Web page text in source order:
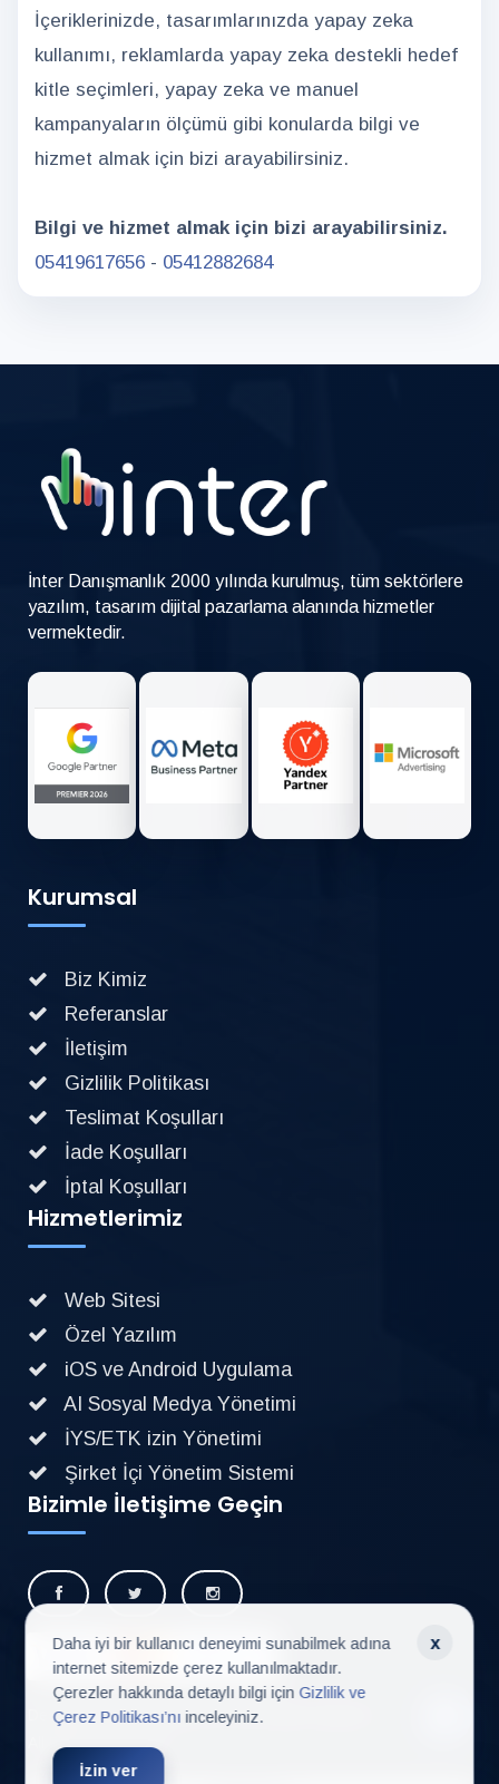
İçeriklerinizde, tasarımlarınızda yapay zeka
kullanımı, reklamlarda yapay zeka destekli hedef
kitle seçimleri, yapay zeka ve manuel
kampanyaların ölçümü gibi konularda bilgi ve
hizmet almak için bizi arayabilirsiniz.
Bilgi ve hizmet almak için bizi arayabilirsiniz.
05419617656 - 05412882684
İnter Danışmanlık 2000 yılında kurulmuş, tüm sektörlere
yazılım, tasarım dijital pazarlama alanında hizmetler
vermektedir.
Kurumsal
Biz Kimiz
Referanslar
İletişim
Gizlilik Politikası
Teslimat Koşulları
İade Koşulları
İptal Koşulları
Hizmetlerimiz
Web Sitesi
Özel Yazılım
iOS ve Android Uygulama
AI Sosyal Medya Yönetimi
İYS/ETK izin Yönetimi
Şirket İçi Yönetim Sistemi
Bizimle İletişime Geçin
+90 541 961 7656
Designed by İnter Yazılım © 2013 Web Tasarım |
Daha iyi bir kullanıcı deneyimi sunabilmek adına
internet sitemizde çerez kullanılmaktadır.
Çerezler hakkında detaylı bilgi için Gizlilik ve
Çerez Politikası’nı inceleyiniz.
İzin ver
x